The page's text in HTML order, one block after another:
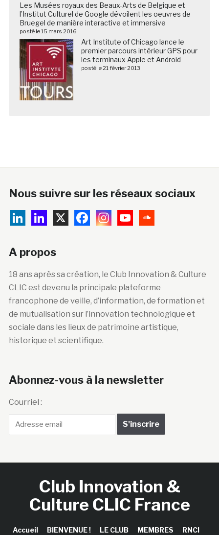
Les Musées royaux des Beaux-Arts de Belgique et
l’Institut Culturel de Google dévoilent les oeuvres de
Bruegel de manière interactive et immersive
posté le 15 mars 2016
Art Institute of Chicago lance le
premier parcours intérieur GPS pour
les terminaux Apple et Android
posté le 21 février 2013
Nous suivre sur les réseaux sociaux
A propos
18 ans après sa création, le Club Innovation & Culture
CLIC est devenu la principale plateforme
francophone de veille, d’information, de formation et
de mutualisation sur l’innovation technologique et
sociale dans les lieux de patrimoine artistique,
historique et scientifique.
Abonnez-vous à la newsletter
Courriel :
Club Innovation &
Culture CLIC France
Accueil BIENVENUE ! LE CLUB MEMBRES RNCI